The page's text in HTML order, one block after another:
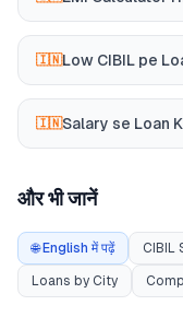
🇮🇳Low CIBIL pe
🇮🇳Salary se Loan
और भी जानें
🌐 English में पढ़ें CIBIL
Loans by City